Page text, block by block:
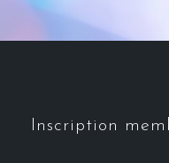
Inscription